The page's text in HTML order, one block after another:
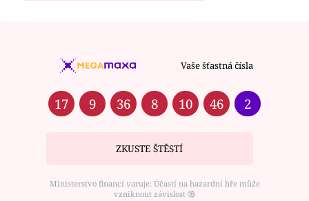
Vaše šťastná čísla
17 9 36 8 10 46 2
ZKUSTE ŠTĚSTÍ
Ministerstvo financí varuje: Účastí na hazardní hře může
vzniknout závislost ⑱